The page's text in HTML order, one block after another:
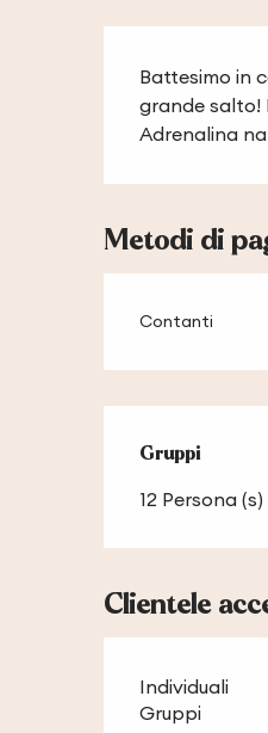
Battesimo in
grande
Adrenalina
Metodi di
Contanti
Gruppi
Gruppi
12 Persona
Clientele
Individuali
Gruppi